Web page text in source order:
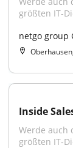
größten IT-
netgo group
Inside
Werde auch
größten IT-